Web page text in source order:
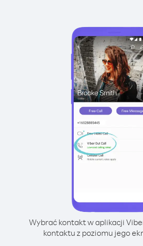
Wybrać kontakt w aplikacji
kontaktu z poziomu jego